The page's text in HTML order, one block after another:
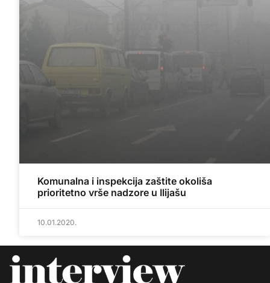
Komunalna i inspekcija zaštite okoliša
prioritetno vrše nadzore u Ilijašu
10.01.2020.